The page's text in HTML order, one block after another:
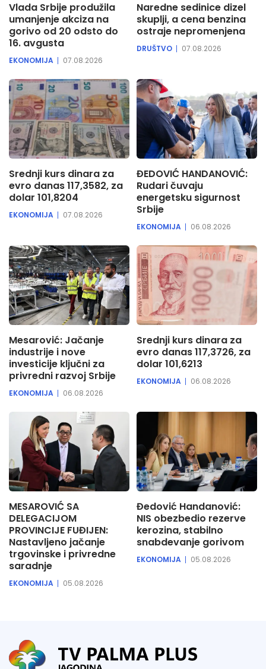
Vlada Srbije produžila
umanjenje akciza na
gorivo od 20 odsto do
16. avgusta
EKONOMIJA 07.08.2026
Naredne sedinice dizel
skuplji, a cena benzina
ostraje nepromenjena
DRUŠTVO 07.08.2026
Srednji kurs dinara za
evro danas 117,3582, za
dolar 101,8204
EKONOMIJA 07.08.2026
ĐEDOVIĆ HANDANOVIĆ:
Rudari čuvaju
energetsku sigurnost
Srbije
EKONOMIJA 06.08.2026
Mesarović: Jačanje
industrije i nove
investicije ključni za
privredni razvoj Srbije
EKONOMIJA 06.08.2026
Srednji kurs dinara za
evro danas 117,3726, za
dolar 101,6213
EKONOMIJA 06.08.2026
MESAROVIĆ SA
DELEGACIJOM
PROVINCIJE FUĐIJEN:
Nastavljeno jačanje
trgovinske i privredne
saradnje
EKONOMIJA 05.08.2026
Đedović Handanović:
NIS obezbedio rezerve
kerozina, stabilno
snabdevanje gorivom
EKONOMIJA 05.08.2026